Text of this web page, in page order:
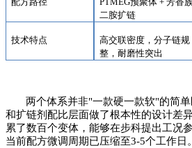
二胺扩链
技术特点
高交联密度，分子链规
整，耐磨性突出
两个体系并非"一款硬一款软"的简
和扩链剂配比层面做了根本性的设计差
累了数百个变体，能够在步科提出工况
当前配方微调周期已压缩至3-5个工作日。